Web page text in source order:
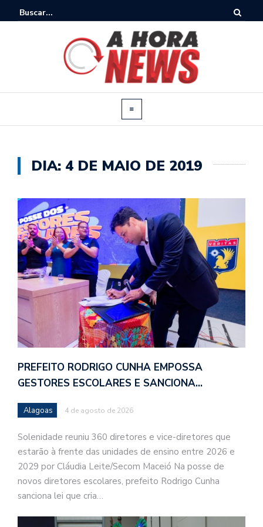
DIA: 4 DE MAIO DE 2019
PREFEITO RODRIGO CUNHA EMPOSSA
GESTORES ESCOLARES E SANCIONA…
Alagoas 4 de agosto de 2026
Solenidade reuniu 360 diretores e vice-diretores que
estarão à frente das unidades de ensino entre 2026 e
2029 por Cláudia Leite/Secom Maceió Na posse de
novos diretores escolares, prefeito Rodrigo Cunha
sanciona lei que cria…